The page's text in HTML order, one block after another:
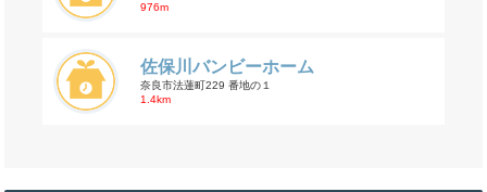
976m
佐保川バンビーホーム
奈良市法蓮町229 番地の１
1.4km